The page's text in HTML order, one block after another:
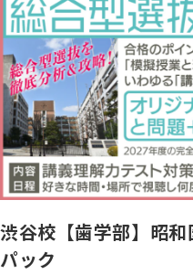
渋谷校【歯学部】昭
パック